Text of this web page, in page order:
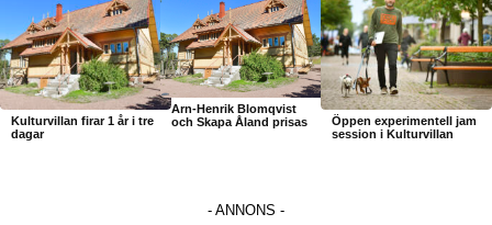
Kulturvillan firar 1 år i tre
dagar
Arn-Henrik Blomqvist
och Skapa Åland prisas
Öppen experimentell jam
session i Kulturvillan